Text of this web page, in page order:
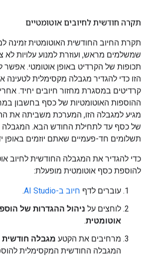
תקרה חודשית לחיובים אוטומטיים
תקרת החיוב החודשית האוטומטית זמינה
שמשלמים מראש, ועוזרת למנוע עלויות לא
תכופות של הקרדיט באופן אוטומטי.
הזו כדי להגדיר מגבלה מקסימלית לטעינה
קרדיטים במסגרת מחזור חיובים יחיד.
ההוספות האוטומטיות של כסף בחשבון
מגיע למגבלה הזו, המערכת משביתה את
של כסף עד לתחילת החודש הבא. המגבלה
תשלומים חד-פעמיים שאתם יוזמים באופן
כדי להגדיר את המגבלה החודשית לחיוב
להוספת כסף אוטומטית מופעלת:
עוברים לדף חיוב ב-AI Studio
.
לוחצים על ניהול ההגדרות של
אוטומטית.
מרחיבים את הקטע מגבלה חודשית
המגבלה החודשית המקסימלית